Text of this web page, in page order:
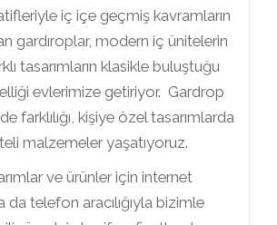
iç içe geçmiş kavramların
gardıroplar, modern iç ünitelerin
tasarımların klasikle buluştuğu
evlerimize getiriyor. Gardrop
farklılığı, kişiye özel tasarımlarda
malzemeler yaşatıyoruz.
ve ürünler için internet
telefon aracılığıyla bizimle